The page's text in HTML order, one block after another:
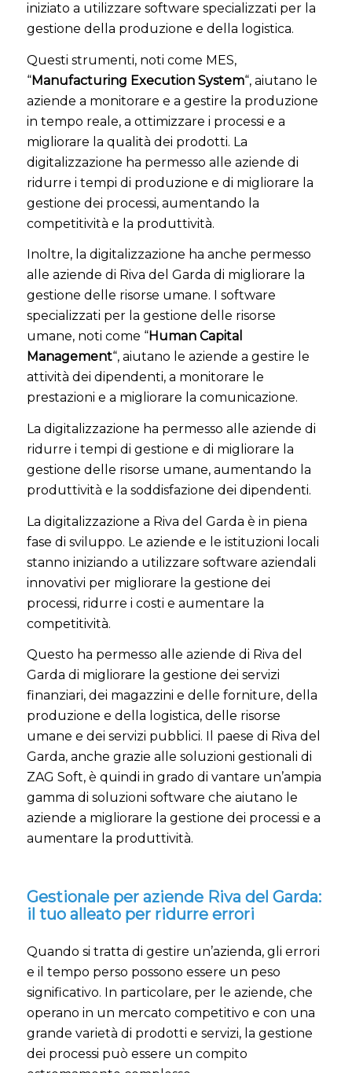
iniziato a utilizzare software specializzati per la
gestione della produzione e della logistica.
Questi strumenti, noti come MES,
“Manufacturing Execution System“, aiutano le
aziende a monitorare e a gestire la produzione
in tempo reale, a ottimizzare i processi e a
migliorare la qualità dei prodotti. La
digitalizzazione ha permesso alle aziende di
ridurre i tempi di produzione e di migliorare la
gestione dei processi, aumentando la
competitività e la produttività.
Inoltre, la digitalizzazione ha anche permesso
alle aziende di Riva del Garda di migliorare la
gestione delle risorse umane. I software
specializzati per la gestione delle risorse
umane, noti come “Human Capital
Management“, aiutano le aziende a gestire le
attività dei dipendenti, a monitorare le
prestazioni e a migliorare la comunicazione.
La digitalizzazione ha permesso alle aziende di
ridurre i tempi di gestione e di migliorare la
gestione delle risorse umane, aumentando la
produttività e la soddisfazione dei dipendenti.
La digitalizzazione a Riva del Garda è in piena
fase di sviluppo. Le aziende e le istituzioni locali
stanno iniziando a utilizzare software aziendali
innovativi per migliorare la gestione dei
processi, ridurre i costi e aumentare la
competitività.
Questo ha permesso alle aziende di Riva del
Garda di migliorare la gestione dei servizi
finanziari, dei magazzini e delle forniture, della
produzione e della logistica, delle risorse
umane e dei servizi pubblici. Il paese di Riva del
Garda, anche grazie alle soluzioni gestionali di
ZAG Soft, è quindi in grado di vantare un’ampia
gamma di soluzioni software che aiutano le
aziende a migliorare la gestione dei processi e a
aumentare la produttività.
Gestionale per aziende Riva del Garda:
il tuo alleato per ridurre errori
Quando si tratta di gestire un’azienda, gli errori
e il tempo perso possono essere un peso
significativo. In particolare, per le aziende, che
operano in un mercato competitivo e con una
grande varietà di prodotti e servizi, la gestione
dei processi può essere un compito